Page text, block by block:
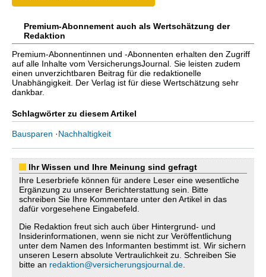
Premium-Abonnement auch als Wertschätzung der
Redaktion
Premium-Abonnentinnen und -Abonnenten erhalten den Zugriff
auf alle Inhalte vom VersicherungsJournal. Sie leisten zudem
einen unverzichtbaren Beitrag für die redaktionelle
Unabhängigkeit. Der Verlag ist für diese Wertschätzung sehr
dankbar.
Schlagwörter zu diesem Artikel
Bausparen ·Nachhaltigkeit
Ihr Wissen und Ihre Meinung sind gefragt
Ihre Leserbriefe können für andere Leser eine wesentliche
Ergänzung zu unserer Berichterstattung sein. Bitte
schreiben Sie Ihre Kommentare unter den Artikel in das
dafür vorgesehene Eingabefeld.
Die Redaktion freut sich auch über Hintergrund- und
Insiderinformationen, wenn sie nicht zur Veröffentlichung
unter dem Namen des Informanten bestimmt ist. Wir sichern
unseren Lesern absolute Vertraulichkeit zu. Schreiben Sie
bitte an redaktion@versicherungsjournal.de